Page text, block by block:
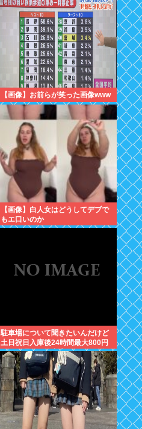
【画像】お前らが笑った画像www
【画像】白人女はどうしてデブで
もエ口いのか
駐車場について聞きたいんだけど
土日祝日入庫後24時間最大800円
って日曜いれて出庫日が平日の場
合料金どうなるの